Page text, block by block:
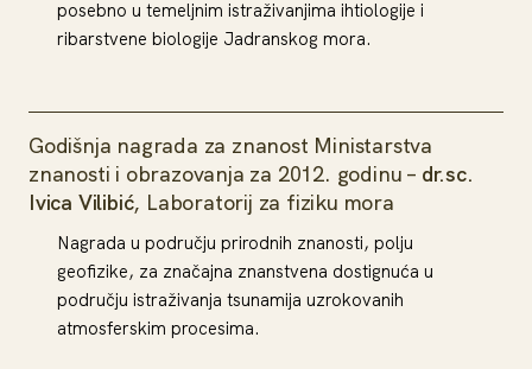
posebno u temeljnim istraživanjima ihtiologije i
ribarstvene biologije Jadranskog mora.
Godišnja nagrada za znanost Ministarstva
znanosti i obrazovanja za 2012. godinu – dr.sc.
Ivica Vilibić, Laboratorij za fiziku mora
Nagrada u području prirodnih znanosti, polju
geofizike, za značajna znanstvena dostignuća u
području istraživanja tsunamija uzrokovanih
atmosferskim procesima.